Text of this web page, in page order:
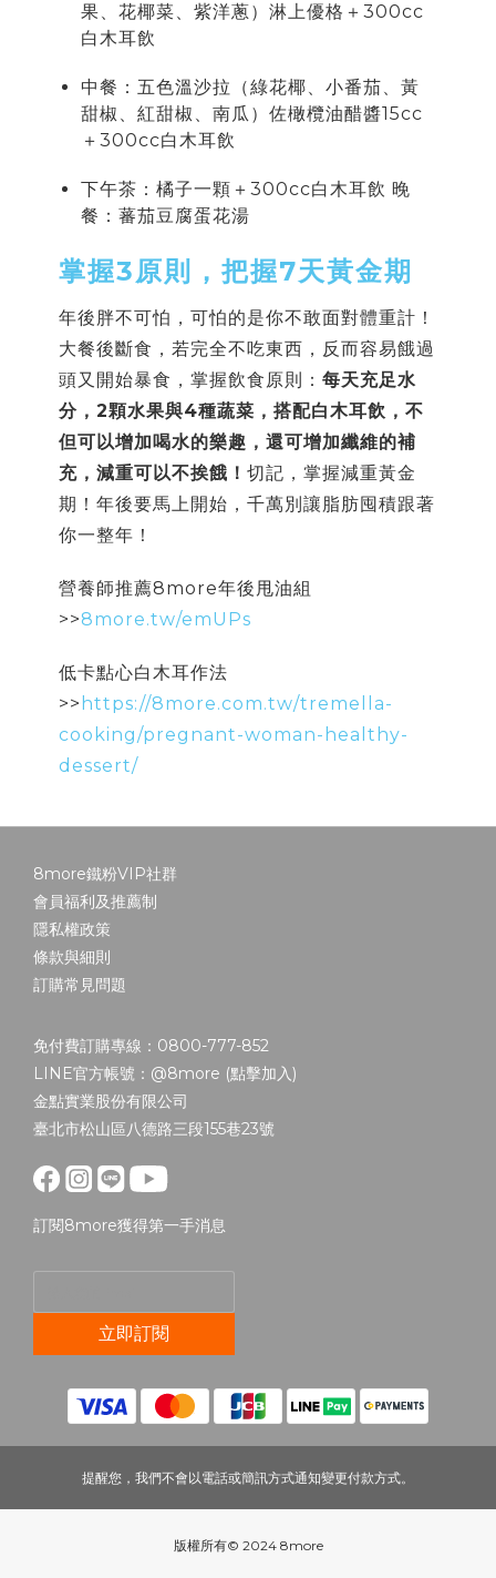
果、花椰菜、紫洋蔥）淋上優格＋300cc
白木耳飲
中餐：五色溫沙拉（綠花椰、小番茄、黃
甜椒、紅甜椒、南瓜）佐橄欖油醋醬15cc
＋300cc白木耳飲
下午茶：橘子一顆＋300cc白木耳飲 晚
餐：蕃茄豆腐蛋花湯
掌握3原則，把握7天黃金期
年後胖不可怕，可怕的是你不敢面對體重計！
大餐後斷食，若完全不吃東西，反而容易餓過
頭又開始暴食，掌握飲食原則： 每天充足水
分，2顆水果與4種蔬菜，搭配白木耳飲，不
但可以增加喝水的樂趣，還可增加纖維的補
充，減重可以不挨餓！ 切記，掌握減重黃金
期！年後要馬上開始，千萬別讓脂肪囤積跟著
你一整年！
營養師推薦8more年後甩油組
>>8more.tw/emUPs
低卡點心白木耳作法
>> https://8more.com.tw/tremella-
cooking/pregnant-woman-healthy-
dessert/
8more鐵粉VIP社群
會員福利及推薦制
隱私權政策
條款與細則
訂購常見問題
免付費訂購專線：0800-777-852
LINE官方帳號：@8more (點擊加入)
金點實業股份有限公司
臺北市松山區八德路三段155巷23號
訂閱8more獲得第一手消息
立即訂閱
提醒您，我們不會以電話或簡訊方式通知變更付款方式。
版權所有© 2024 8more